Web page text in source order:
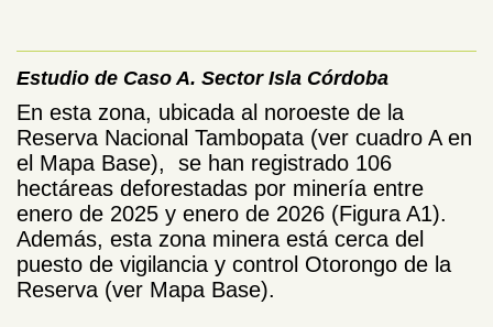
Estudio de Caso A. Sector Isla Córdoba
En esta zona, ubicada al noroeste de la
Reserva Nacional Tambopata (ver cuadro A en
el Mapa Base), se han registrado 106
hectáreas deforestadas por minería entre
enero de 2025 y enero de 2026 (Figura A1).
Además, esta zona minera está cerca del
puesto de vigilancia y control Otorongo de la
Reserva (ver Mapa Base).